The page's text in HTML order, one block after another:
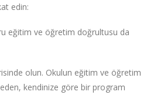
edin:
eğitim ve öğretim doğrultusu da
olun. Okulun eğitim ve öğretim
kendinize göre bir program